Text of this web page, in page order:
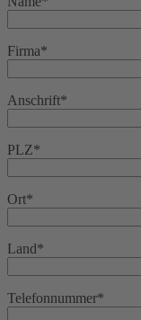
Firma*
Anschrift*
PLZ*
Ort*
Land*
Telefonnummer*